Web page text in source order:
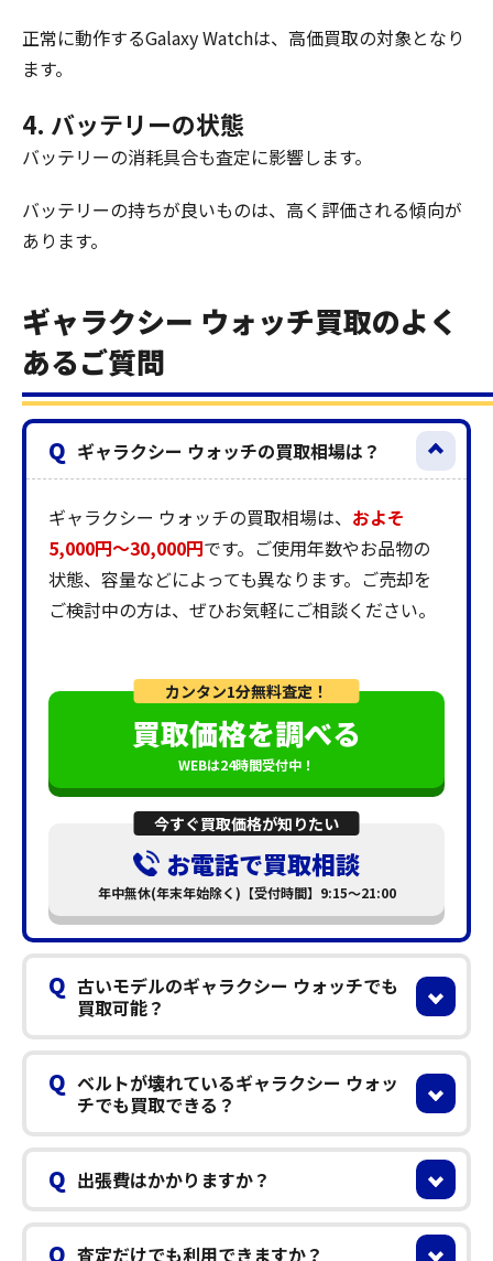
正常に動作するGalaxy Watchは、高価買取の対象となり
ます。
4. バッテリーの状態
バッテリーの消耗具合も査定に影響します。
バッテリーの持ちが良いものは、高く評価される傾向が
あります。
ギャラクシー ウォッチ買取のよく
あるご質問
Q ギャラクシー ウォッチの買取相場は？
ギャラクシー ウォッチの買取相場は、 およそ
5,000円～30,000円です。ご使用年数やお品物の
状態、容量などによっても異なります。ご売却を
ご検討中の方は、ぜひお気軽にご相談ください。
カンタン1分無料査定！
買取価格を調べる
WEBは24時間受付中！
今すぐ買取価格が知りたい
お電話で買取相談
年中無休(年末年始除く)【受付時間】9:15～21:00
Q 古いモデルのギャラクシー ウォッチでも
買取可能？
Q ベルトが壊れているギャラクシー ウォッ
チでも買取できる？
Q 出張費はかかりますか？
Q 査定だけでも利用できますか？